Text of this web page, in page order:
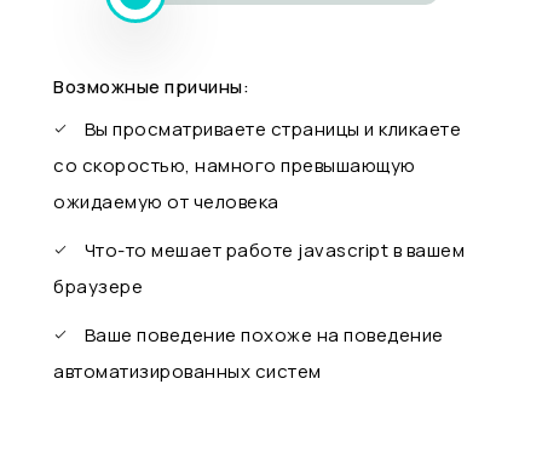
Возможные причины:
Вы просматриваете страницы и кликаете
со скоростью, намного превышающую
ожидаемую от человека
Что-то мешает работе javascript в вашем
браузере
Ваше поведение похоже на поведение
автоматизированных систем